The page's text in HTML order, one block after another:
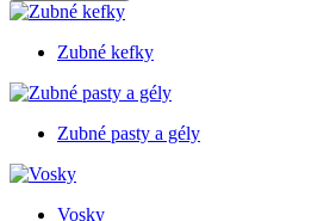
Zubné kefky
Zubné pasty a gély
Vosky